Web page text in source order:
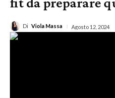
Di Viola Massa Agosto 12, 2024